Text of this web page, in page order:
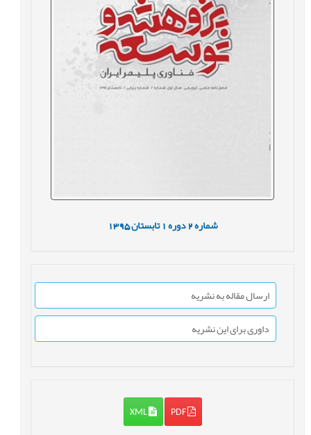
شماره2 دوره1 تابستان1395
ارسال مقاله به نشریه
داوری برای این نشریه
PDF
XML